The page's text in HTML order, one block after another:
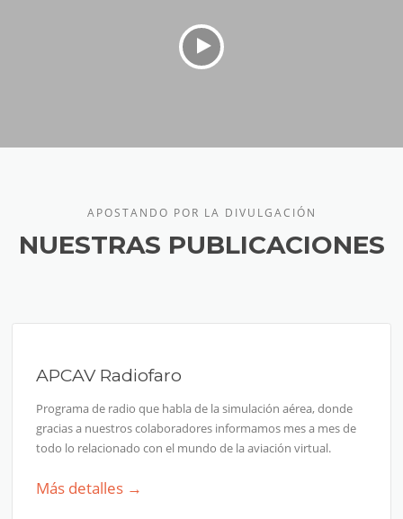
APOSTANDO POR LA DIVULGACIÓN
NUESTRAS PUBLICACIONES
APCAV Radiofaro
Programa de radio que habla de la simulación aérea, donde
gracias a nuestros colaboradores informamos mes a mes de
todo lo relacionado con el mundo de la aviación virtual.
Más detalles →